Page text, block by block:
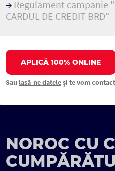
→ Regulament campanie
CARDUL DE CREDIT BRD"
APLICĂ 100% ONLINE
Sau lasă-ne dateleși te vom
NOROC CU